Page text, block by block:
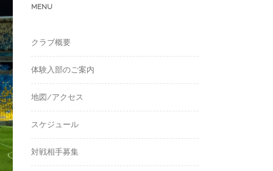
MENU
クラブ概要
体験入部のご案内
地図/アクセス
スケジュール
対戦相手募集